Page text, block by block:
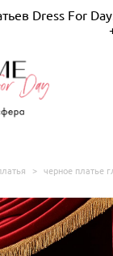
Dress For
>
черное платье